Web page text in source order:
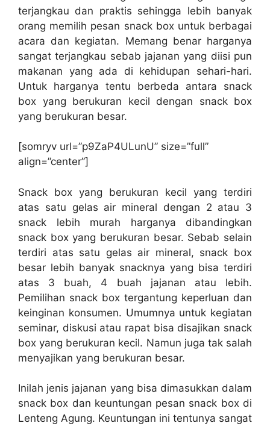
terjangkau dan praktis sehingga lebih banyak
orang memilih pesan snack box untuk berbagai
acara dan kegiatan. Memang benar harganya
sangat terjangkau sebab jajanan yang diisi pun
makanan yang ada di kehidupan sehari-hari.
Untuk harganya tentu berbeda antara snack
box yang berukuran kecil dengan snack box
yang berukuran besar.
[somryv url=”p9ZaP4ULunU” size=”full”
align=”center”]
Snack box yang berukuran kecil yang terdiri
atas satu gelas air mineral dengan 2 atau 3
snack lebih murah harganya dibandingkan
snack box yang berukuran besar. Sebab selain
terdiri atas satu gelas air mineral, snack box
besar lebih banyak snacknya yang bisa terdiri
atas 3 buah, 4 buah jajanan atau lebih.
Pemilihan snack box tergantung keperluan dan
keinginan konsumen. Umumnya untuk kegiatan
seminar, diskusi atau rapat bisa disajikan snack
box yang berukuran kecil. Namun juga tak salah
menyajikan yang berukuran besar.
Inilah jenis jajanan yang bisa dimasukkan dalam
snack box dan keuntungan pesan snack box di
Lenteng Agung. Keuntungan ini tentunya sangat